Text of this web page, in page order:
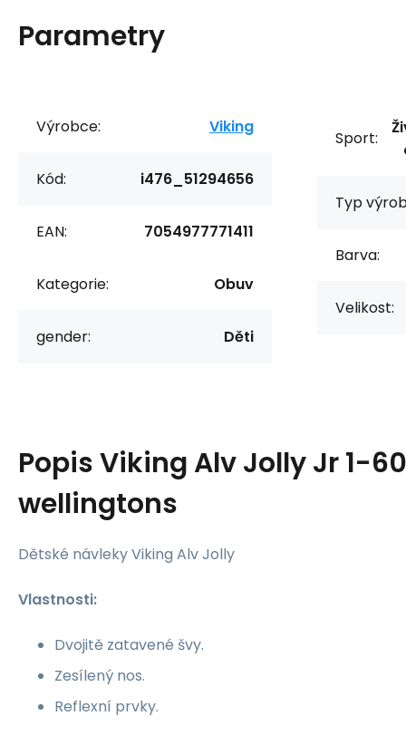
Parametry
Výrobce: Viking
Kód: i476_51294656
EAN: 7054977771411
Kategorie: Obuv
gender: Děti
Sport:
Typ
Barva:
Velikost:
PopisViking Alv Jolly Jr 1-
wellingtons
Dětské návleky Viking Alv Jolly
Vlastnosti:
Dvojitě zatavené švy.
Zesílený nos.
Reflexní prvky.